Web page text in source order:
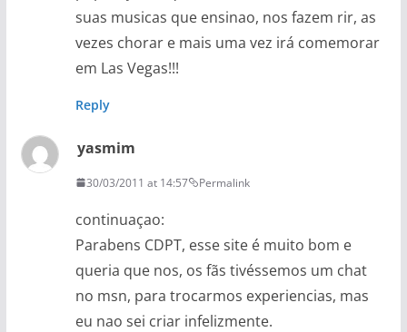
suas musicas que ensinao, nos fazem rir, as
vezes chorar e mais uma vez irá comemorar
em Las Vegas!!!
Reply
yasmim
30/03/2011 at 14:57 Permalink
continuaçao:
Parabens CDPT, esse site é muito bom e
queria que nos, os fãs tivéssemos um chat
no msn, para trocarmos experiencias, mas
eu nao sei criar infelizmente.